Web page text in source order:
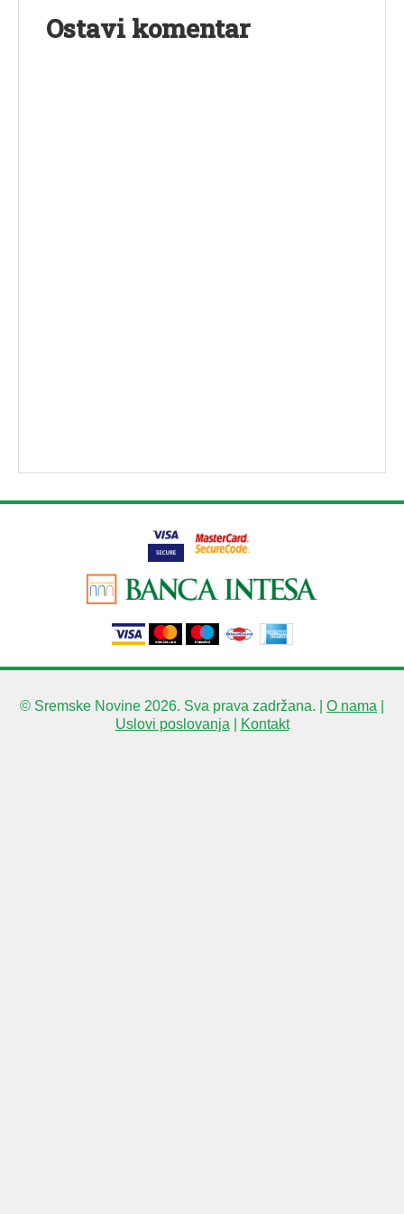
Ostavi komentar
© Sremske Novine 2026. Sva prava zadržana. | O nama
Uslovi poslovanja
Kontakt